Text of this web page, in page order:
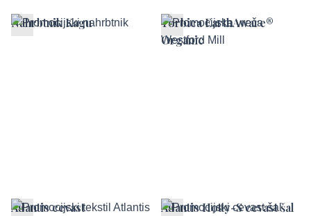
Nahrbtnik Kagu
Torbica EarthAware®
Organic
Atlantis cevast
Atlantis Hotty-S cevast šal